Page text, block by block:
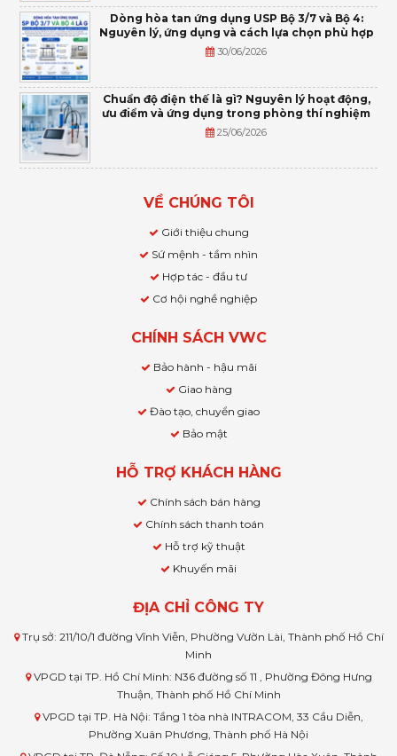
Dòng hòa tan ứng dụng USP Bộ 3/7 và Bộ 4:
Nguyên lý, ứng dụng và cách lựa chọn phù hợp
30/06/2026
Chuẩn độ điện thế là gì? Nguyên lý hoạt động,
ưu điểm và ứng dụng trong phòng thí nghiệm
25/06/2026
VỀ CHÚNG TÔI
Giới thiệu chung
Sứ mệnh - tầm nhìn
Hợp tác - đầu tư
Cơ hội nghề nghiệp
CHÍNH SÁCH VWC
Bảo hành - hậu mãi
Giao hàng
Đào tạo, chuyển giao
Bảo mật
HỖ TRỢ KHÁCH HÀNG
Chính sách bán hàng
Chính sách thanh toán
Hỗ trợ kỹ thuật
Khuyến mãi
ĐỊA CHỈ CÔNG TY
Trụ sở: 211/10/1 đường Vĩnh Viễn, Phường Vườn Lài, Thành phố Hồ Chí
Minh
VPGD tại TP. Hồ Chí Minh: N36 đường số 11 , Phường Đông Hưng
Thuận, Thành phố Hồ Chí Minh
VPGD tại TP. Hà Nội: Tầng 1 tòa nhà INTRACOM, 33 Cầu Diễn,
Phường Xuân Phương, Thành phố Hà Nội